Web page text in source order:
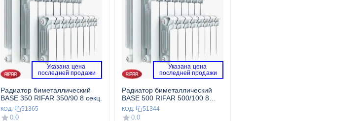
Указана цена
последней продажи
Радиатор биметаллический
BASE 350 RIFAR 350/90 8 секц.
КОД: 51365
0.0
Указана цена
последней продажи
Радиатор биметаллический
BASE 500 RIFAR 500/100 8
секц.
КОД: 51344
0.0